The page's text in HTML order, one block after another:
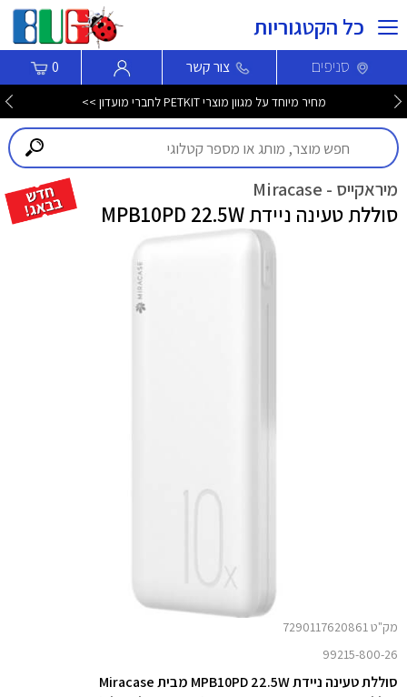
כל הקטגוריות
סניפים צור קשר 0
מחיר מיוחד על מגוון מוצרי PETKIT לחברי מועדון >>
מיראקייס - Miracase
סוללת טעינה ניידת MPB10PD 22.5W
מק"ט 7290117620861
99215-800-26
סוללת טעינה ניידת MPB10PD 22.5W מבית Miracase